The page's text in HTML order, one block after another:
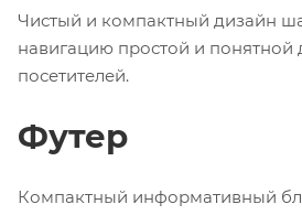
Чистый и компактный дизайн
навигацию простой и понятной
посетителей.
Футер
Компактный информативный